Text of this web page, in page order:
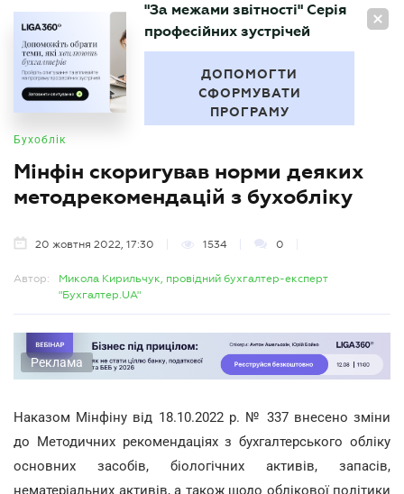
БУХГАЛТЕР
"За межами звітності" Серія
професійних зустрічей
ДОПОМОГТИ
СФОРМУВАТИ
ПРОГРАМУ
Бухоблік
Мінфін скоригував норми деяких
методрекомендацій з бухобліку
20 жовтня 2022, 17:30 1534 0
Автор:
Микола Кирильчук, провідний бухгалтер-експерт
"Бухгалтер.UA"
Реклама
Наказом Мінфіну від 18.10.2022 р. № 337 внесено зміни
до Методичних рекомендаціях з бухгалтерського обліку
основних засобів, біологічних активів, запасів,
нематеріальних активів, а також щодо облікової політики